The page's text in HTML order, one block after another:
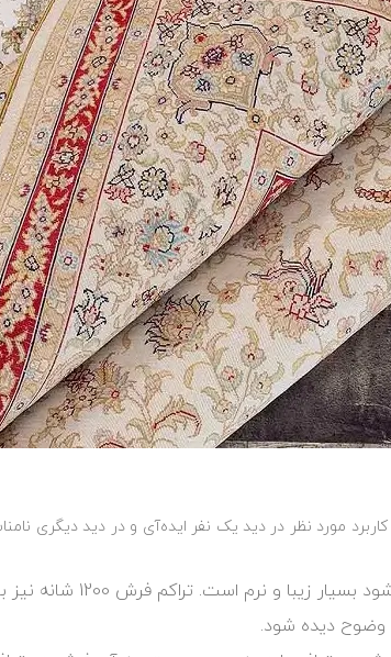
مورد نظر در دید یک نفر ایده‌آی و در دید دیگری
فرش 1200 شانه به دلیل
وضوح دیده شود.